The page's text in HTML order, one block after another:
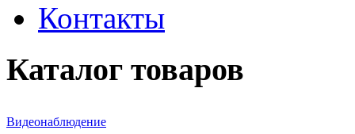
Контакты
Каталог товаров
Видеонаблюдение